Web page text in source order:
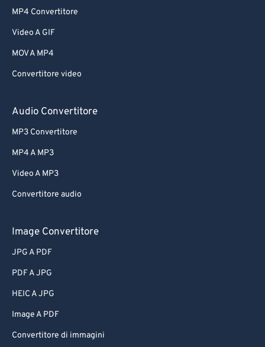
MP4 Convertitore
Video A GIF
MOV A MP4
Convertitore video
Audio Convertitore
MP3 Convertitore
MP4 A MP3
Video A MP3
Convertitore audio
Image Convertitore
JPG A PDF
PDF A JPG
HEIC A JPG
Image A PDF
Convertitore di immagini